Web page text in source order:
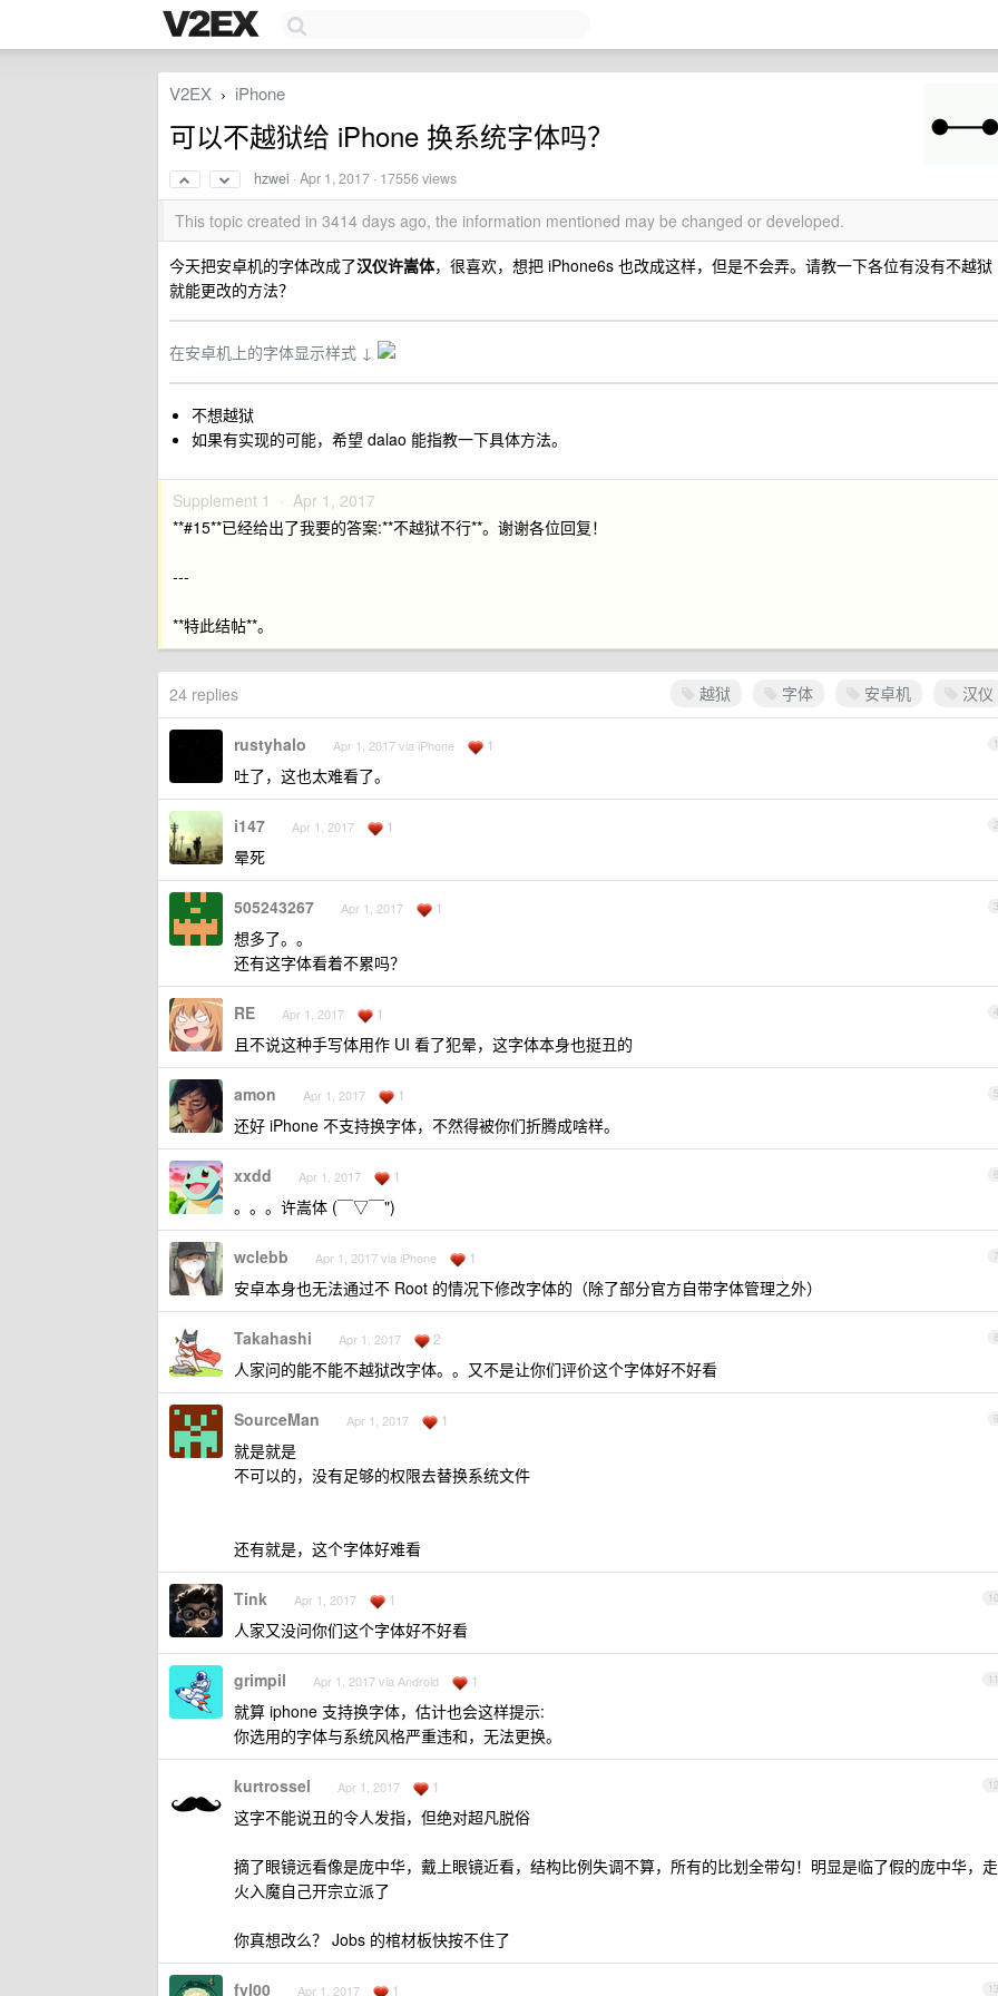
V2EX › iPhone
可以不越狱给 iPhone 换系统字体吗？
hzwei ·Apr 1, 2017 · 17556 views
This topic created in 3414 days ago, the information mentioned may be changed or developed.
今天把安卓机的字体改成了汉仪许嵩体，很喜欢，想把 iPhone6s 也改成这样，但是不会弄。请教一下各位有没有不越狱
就能更改的方法？
在安卓机上的字体显示样式 ↓
不想越狱
如果有实现的可能，希望 dalao 能指教一下具体方法。
Supplement 1 · Apr 1, 2017
**#15**已经给出了我要的答案:**不越狱不行**。谢谢各位回复！
---
**特此结帖**。
越狱 字体 安卓机 汉仪
24 replies
1
rustyhalo Apr 1, 2017 via iPhone 1
吐了，这也太难看了。
2
i147 Apr 1, 2017 1
晕死
3
505243267 Apr 1, 2017 1
想多了。。
还有这字体看着不累吗？
4
RE Apr 1, 2017 1
且不说这种手写体用作 UI 看了犯晕，这字体本身也挺丑的
5
amon Apr 1, 2017 1
还好 iPhone 不支持换字体，不然得被你们折腾成啥样。
6
xxdd Apr 1, 2017 1
。。。许嵩体 (￣▽￣")
7
wclebb Apr 1, 2017 via iPhone 1
安卓本身也无法通过不 Root 的情况下修改字体的（除了部分官方自带字体管理之外）
8
Takahashi Apr 1, 2017 2
人家问的能不能不越狱改字体。。又不是让你们评价这个字体好不好看
9
SourceMan Apr 1, 2017 1
就是就是
不可以的，没有足够的权限去替换系统文件
还有就是，这个字体好难看
10
Tink Apr 1, 2017 1
人家又没问你们这个字体好不好看
11
grimpil Apr 1, 2017 via Android 1
就算 iphone 支持换字体，估计也会这样提示:
你选用的字体与系统风格严重违和，无法更换。
12
kurtrossel Apr 1, 2017 1
这字不能说丑的令人发指，但绝对超凡脱俗
摘了眼镜远看像是庞中华，戴上眼镜近看，结构比例失调不算，所有的比划全带勾！明显是临了假的庞中华，走
火入魔自己开宗立派了
你真想改么？ Jobs 的棺材板快按不住了
13
fyl00 Apr 1, 2017 1